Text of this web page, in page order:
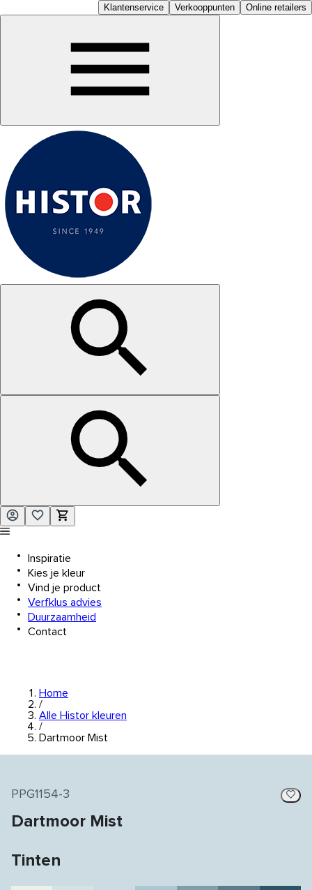
Klantenservice Verkooppunten Online retailers
Inspiratie
Kies je kleur
Vind je product
Verfklus advies
Duurzaamheid
Contact
Home
/
Alle Histor kleuren
/
Dartmoor Mist
PPG1154-3
Dartmoor Mist
Tinten